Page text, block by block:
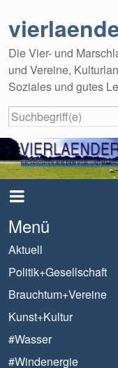
Die Vier- und
und Vereine,
Soziales und gutes
Menü
Aktuell
Politik+Gesellschaft
Brauchtum+Vereine
Kunst+Kultur
#Wasser
#Windenergie